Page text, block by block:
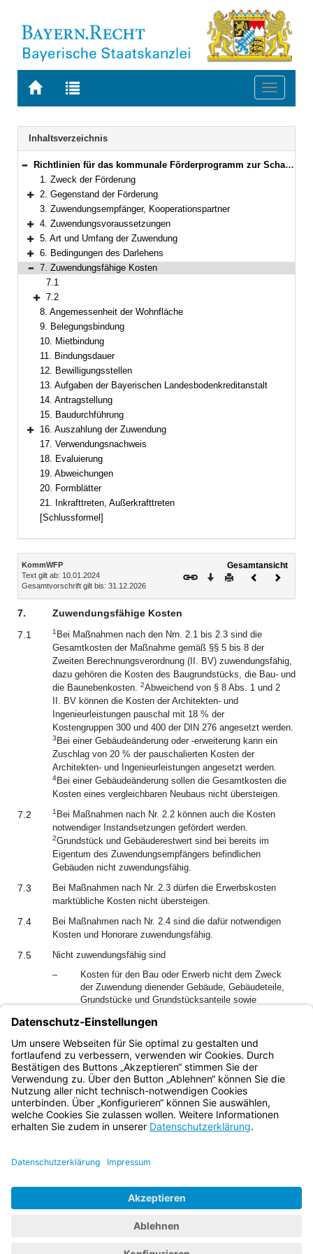
Zur
BAYERN.RECHT
Zur
letzten
Suche
Toggle
Navigation
Inhaltsverzeichnis
Bereich reduzieren
Richtlinien für das kommunale Förderprogramm zur Schaffung von Mietwohnraum in Bayern
1. Zweck der Förderung
Bereich erweitern
2. Gegenstand der Förderung
3. Zuwendungsempfänger, Kooperationspartner
Bereich erweitern
4. Zuwendungsvoraussetzungen
Bereich erweitern
5. Art und Umfang der Zuwendung
Bereich erweitern
6. Bedingungen des Darlehens
Bereich reduzieren
7. Zuwendungsfähige Kosten
7.1
Bereich erweitern
7.2
8. Angemessenheit der Wohnfläche
9. Belegungsbindung
10. Mietbindung
11. Bindungsdauer
12. Bewilligungsstellen
13. Aufgaben der Bayerischen Landesbodenkreditanstalt
14. Antragstellung
15. Baudurchführung
Bereich erweitern
16. Auszahlung der Zuwendung
17. Verwendungsnachweis
18. Evaluierung
19. Abweichungen
20. Formblätter
21. Inkrafttreten, Außerkrafttreten
[Schlussformel]
Inhalt
KommWFP
Text gilt ab: 10.01.2024
Gesamtvorschrift gilt bis: 31.12.2026
Gesamtansicht
Download
DruckenVorheriges
7.
Zuwendungsfähige Kosten
7.1
1 Bei Maßnahmen nach den Nrn. 2.1 bis 2.3 sind die
Gesamtkosten der Maßnahme gemäß §§ 5 bis 8 der
Zweiten Berechnungsverordnung (II. BV) zuwendungsfähig,
dazu gehören die Kosten des Baugrundstücks, die Bau- und
die Baunebenkosten. 2Abweichend von § 8 Abs. 1 und 2
II. BV können die Kosten der Architekten- und
Ingenieurleistungen pauschal mit 18 % der
Kostengruppen 300 und 400 der DIN 276 angesetzt werden.
3 Bei einer Gebäudeänderung oder ‑erweiterung kann ein
Zuschlag von 20 % der pauschalierten Kosten der
Architekten- und Ingenieurleistungen angesetzt werden.
4Bei einer Gebäudeänderung sollen die Gesamtkosten die
Kosten eines vergleichbaren Neubaus nicht übersteigen.
7.2 1 Bei Maßnahmen nach Nr. 2.2 können auch die Kosten
notwendiger Instandsetzungen gefördert werden.
2Grundstück und Gebäuderestwert sind bei bereits im
Eigentum des Zuwendungsempfängers befindlichen
Gebäuden nicht zuwendungsfähig.
7.3
Bei Maßnahmen nach Nr. 2.3 dürfen die Erwerbskosten
marktübliche Kosten nicht übersteigen.
7.4
Bei Maßnahmen nach Nr. 2.4 sind die dafür notwendigen
Kosten und Honorare zuwendungsfähig.
7.5
Nicht zuwendungsfähig sind
–
Kosten für den Bau oder Erwerb nicht dem Zweck
der Zuwendung dienender Gebäude, Gebäudeteile,
Grundstücke und Grundstücksanteile sowie
sowie
–
Personal- und Sachkosten der Gemeinde.
Bayern.de
BayernPortal
Impressum